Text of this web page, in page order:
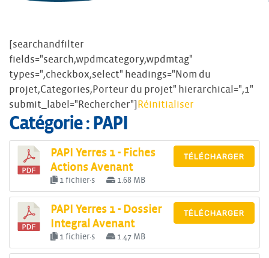
[searchandfilter
fields="search,wpdmcategory,wpdmtag"
types=",checkbox,select" headings="Nom du
projet,Categories,Porteur du projet" hierarchical=",1"
submit_label="Rechercher"] Réinitialiser
Catégorie : PAPI
PAPI Yerres 1 - Fiches
Actions Avenant
1 fichier·s 1.68 MB
TÉLÉCHARGER
PAPI Yerres 1 - Dossier
Integral Avenant
1 fichier·s 1.47 MB
TÉLÉCHARGER